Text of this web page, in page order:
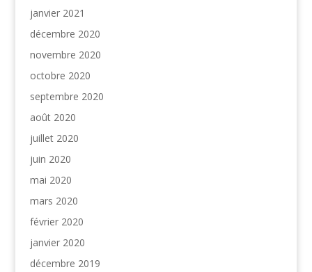
janvier 2021
décembre 2020
novembre 2020
octobre 2020
septembre 2020
août 2020
juillet 2020
juin 2020
mai 2020
mars 2020
février 2020
janvier 2020
décembre 2019